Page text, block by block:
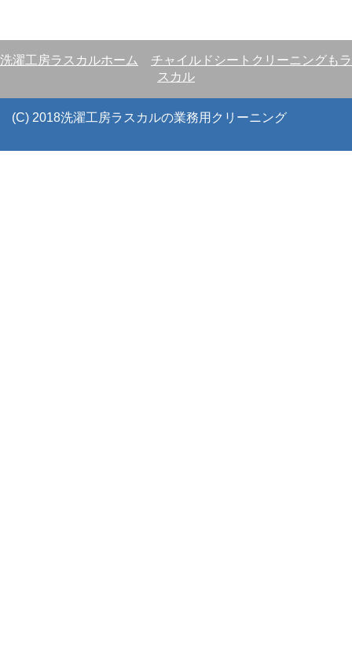
洗濯工房ラスカルホーム
チャイルドシートクリーニングもラ
スカル
(C) 2018洗濯工房ラスカルの業務用クリーニング